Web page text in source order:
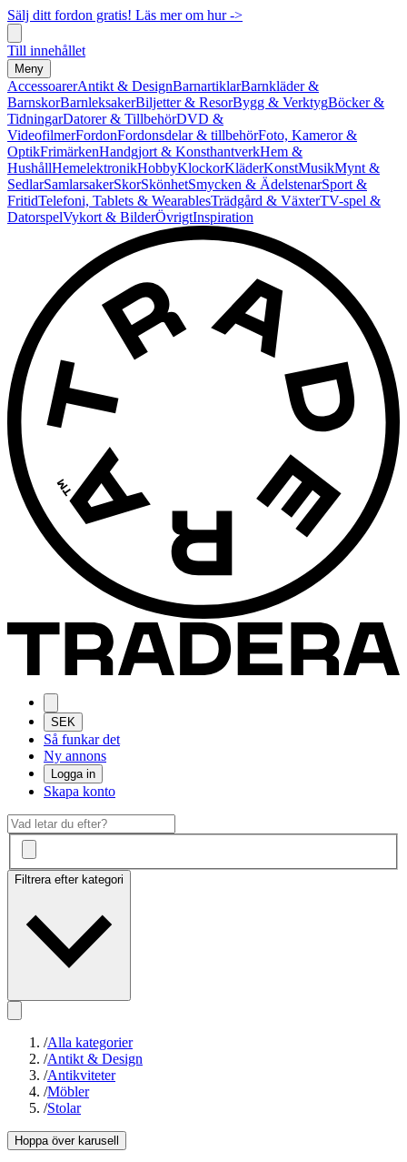
Sälj ditt fordon gratis! Läs mer om hur ->
Till innehållet
Meny
AccessoarerAntikt & DesignBarnartiklarBarnkläder &
BarnskorBarnleksakerBiljetter & ResorBygg & VerktygBöcker &
TidningarDatorer & TillbehörDVD &
VideofilmerFordonFordonsdelar & tillbehörFoto, Kameror &
OptikFrimärkenHandgjort & KonsthantverkHem &
HushållHemelektronikHobbyKlockorKläderKonstMusikMynt &
SedlarSamlarsakerSkorSkönhetSmycken & ÄdelstenarSport &
FritidTelefoni, Tablets & WearablesTrädgård & VäxterTV-spel &
DatorspelVykort & BilderÖvrigtInspiration
SEK
Så funkar det
Ny annons
Logga in
Skapa konto
Filtrera efter kategori
/Alla kategorier
/Antikt & Design
/Antikviteter
/Möbler
/Stolar
Hoppa över karusell